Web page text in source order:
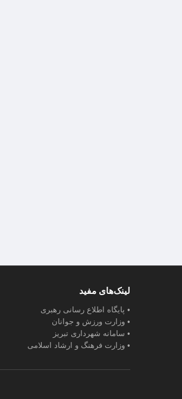
لینک‌های مفید
• پایگاه اطلاع رسانی رهبری
• وزارت ورزش و جوانان
• سامانه شهرداری تبریز
• وزارت فرهنگ و ارشاد اسلامی